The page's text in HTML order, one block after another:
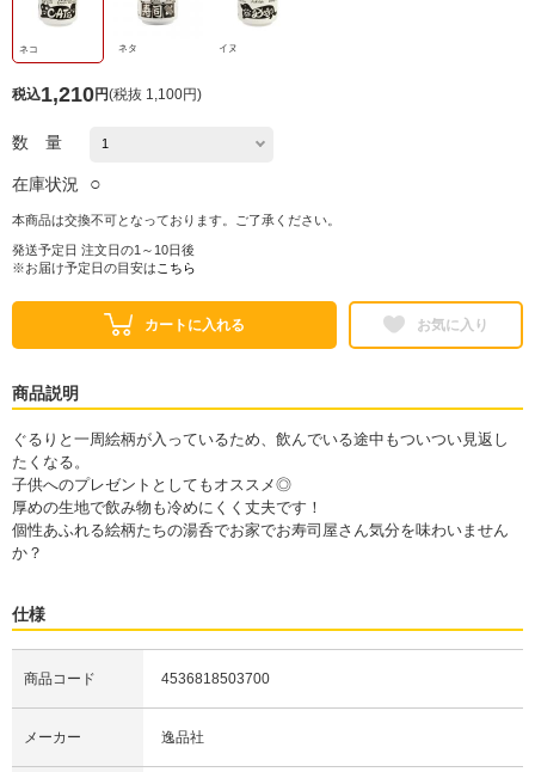
ネコ ネタ イヌ
税込1,210円(税抜 1,100円)
数 量
在庫状況 ○
本商品は交換不可となっております。ご了承ください。
発送予定日 注文日の1～10日後
※お届け予定日の目安は こちら
カートに入れる お気に入り
商品説明
ぐるりと一周絵柄が入っているため、飲んでいる途中もついつい見返し
たくなる。
子供へのプレゼントとしてもオススメ◎
厚めの生地で飲み物も冷めにくく丈夫です！
個性あふれる絵柄たちの湯呑でお家でお寿司屋さん気分を味わいません
か？
仕様
商品コード 4536818503700
メーカー 逸品社